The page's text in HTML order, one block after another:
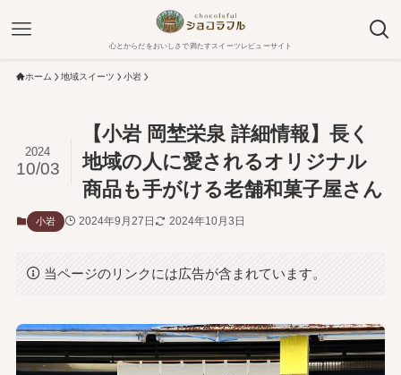
心とからだをおいしさで満たすスイーツレビューサイト
ホーム 地域スイーツ 小岩
【小岩 岡埜栄泉 詳細情報】長く
地域の人に愛されるオリジナル
商品も手がける老舗和菓子屋さん
2024
10/03
小岩 2024年9月27日 2024年10月3日
当ページのリンクには広告が含まれています。